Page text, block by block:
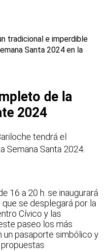
tradicional e imperdible
Santa 2024 en la
de la
2024
tendrá el
Semana Santa 2024:
16 a 20 h. se inaugurará
se desplegará por la
Cívico y las
paseo los más
un pasaporte simbólico y